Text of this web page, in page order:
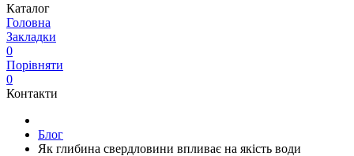
Каталог
Головна
Закладки
0
Порівняти
0
Контакти
Блог
Як глибина свердловини впливає на якість води